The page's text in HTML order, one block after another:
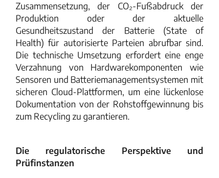
Zusammensetzung, der CO₂-Fußabdruck der
Produktion oder der aktuelle
Gesundheitszustand der Batterie (State of
Health) für autorisierte Parteien abrufbar sind.
Die technische Umsetzung erfordert eine enge
Verzahnung von Hardwarekomponenten wie
Sensoren und Batteriemanagementsystemen mit
sicheren Cloud-Plattformen, um eine lückenlose
Dokumentation von der Rohstoffgewinnung bis
zum Recycling zu garantieren.
Die regulatorische Perspektive und
Prüfinstanzen